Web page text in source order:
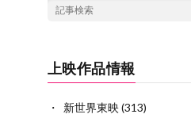
上映作品情報
新世界東映(313)